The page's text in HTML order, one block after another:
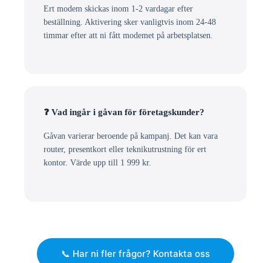
Ert modem skickas inom 1-2 vardagar efter
beställning. Aktivering sker vanligtvis inom 24-48
timmar efter att ni fått modemet på arbetsplatsen.
❓ Vad ingår i gåvan för företagskunder?
Gåvan varierar beroende på kampanj. Det kan vara
router, presentkort eller teknikutrustning för ert
kontor. Värde upp till 1 999 kr.
📞 Har ni fler frågor? Kontakta oss